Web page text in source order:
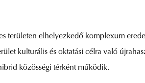
területen elhelyezkedő komplexum
kulturális és oktatási célra való
közösségi térként működik.